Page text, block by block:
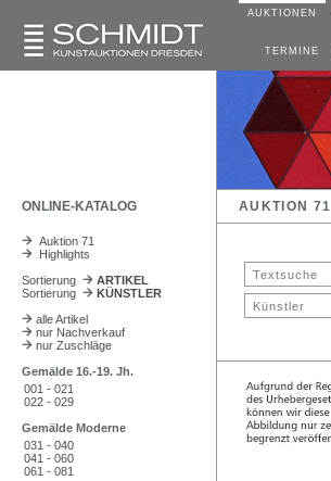
AUKTIONEN
TERMINE
ONLINE-KATALOG AUKTION 71
Auktion 71
Highlights
Sortierung
ARTIKEL
Sortierung
KÜNSTLER
alle Artikel
nur Nachverkauf
nur Zuschläge
Gemälde 16.-19. Jh.
001 - 021
022 - 029
Gemälde Moderne
031 - 040
041 - 060
061 - 081